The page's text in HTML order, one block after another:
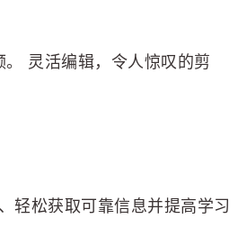
灵活编辑，令人惊叹的剪
轻松获取可靠信息并提高学习